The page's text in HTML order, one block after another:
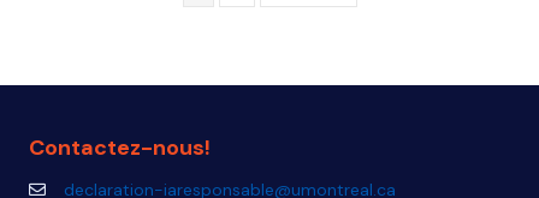
Contactez-nous!
declaration-iaresponsable@umontreal.ca
declaration-iaresponsable@umontreal.ca